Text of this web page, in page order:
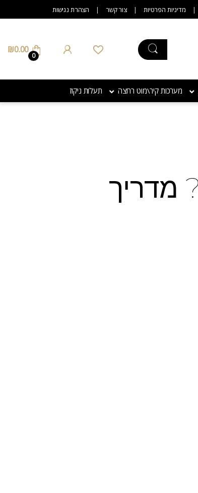
מדיניות הפרטיות צור קשר הצהרת נגישות
0
₪0.00
מערכות קיר\מוט רחצה תעלות ניקוז
מדריך